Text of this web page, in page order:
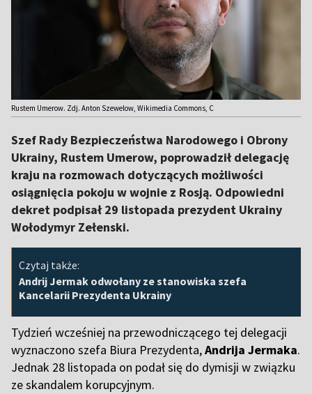
Rustem Umerow. Zdj. Anton Szewelow, Wikimedia Commons, C
Szef Rady Bezpieczeństwa Narodowego i Obrony
Ukrainy, Rustem Umerow, poprowadził delegację
kraju na rozmowach dotyczących możliwości
osiągnięcia pokoju w wojnie z Rosją. Odpowiedni
dekret podpisał 29 listopada prezydent Ukrainy
Wołodymyr Zełenski.
Czytaj także:
Andrij Jermak odwołany ze stanowiska szefa
Kancelarii Prezydenta Ukrainy
Tydzień wcześniej na przewodniczącego tej delegacji
wyznaczono szefa Biura Prezydenta,Andrija Jermaka.
Jednak 28 listopada on podał się do dymisji w związku
ze skandalem korupcyjnym.